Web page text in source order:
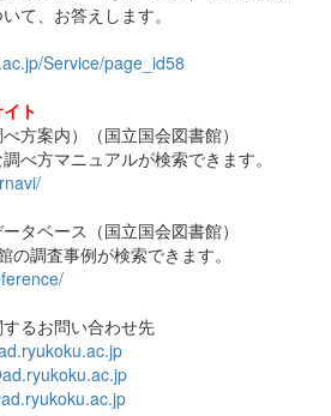
て、お答えします。
Service/page_id58
ト
方案内）（国立国会図書館）
べ方マニュアルが検索できます。
タベース（国立国会図書館）
の調査事例が検索できます。
るお問い合わせ先